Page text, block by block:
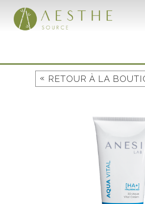
contenu
« RETOUR À LA